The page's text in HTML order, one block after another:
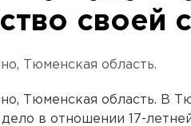
своей
Тюменская область.
Тюменская область. В
дело в отношении 17-